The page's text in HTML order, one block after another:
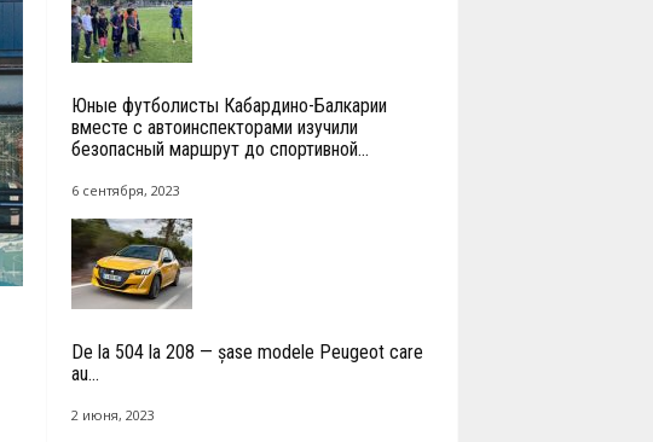
Юные футболисты Кабардино-Балкарии
вместе с автоинспекторами изучили
безопасный маршрут до спортивной...
6 сентября, 2023
De la 504 la 208 — șase modele Peugeot care
au...
2 июня, 2023